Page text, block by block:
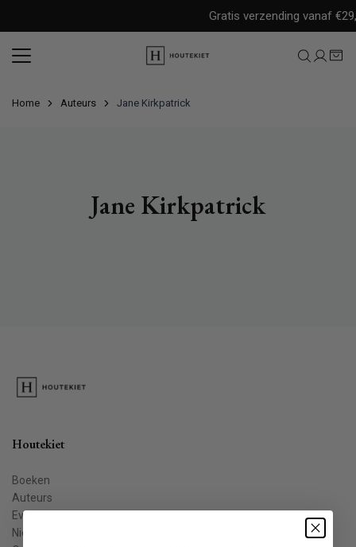
content
Gratis verzending vanaf
Home Auteurs Jane Kirkpatrick
Jane Kirkpatrick
Houtekiet
Boeken
Auteurs
Evenementen
Nieuws